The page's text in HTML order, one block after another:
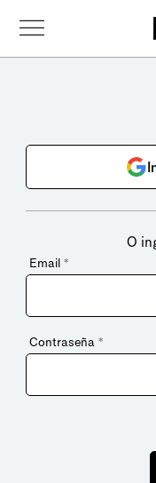
O
Email *
Contraseña *